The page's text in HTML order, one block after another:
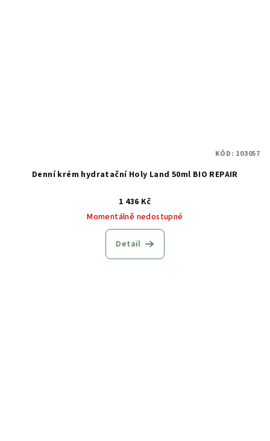
Denní krém hydratační Holy Land 50ml BIO REPAIR
1 436 Kč
Momentálně nedostupné
Detail
KÓD: 103057